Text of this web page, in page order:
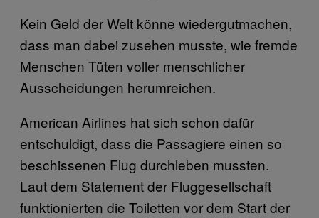
Kein Geld der Welt könne wiedergutmachen,
dass man dabei zusehen musste, wie fremde
Menschen Tüten voller menschlicher
Ausscheidungen herumreichen.
American Airlines hat sich schon dafür
entschuldigt, dass die Passagiere einen so
beschissenen Flug durchleben mussten.
Laut dem Statement der Fluggesellschaft
funktionierten die Toiletten vor dem Start der